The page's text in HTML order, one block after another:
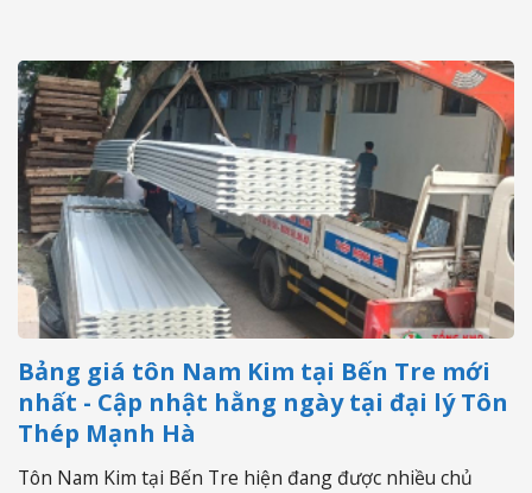
Bảng giá tôn Nam Kim tại Bến Tre mới
nhất - Cập nhật hằng ngày tại đại lý Tôn
Thép Mạnh Hà
Tôn Nam Kim tại Bến Tre hiện đang được nhiều chủ